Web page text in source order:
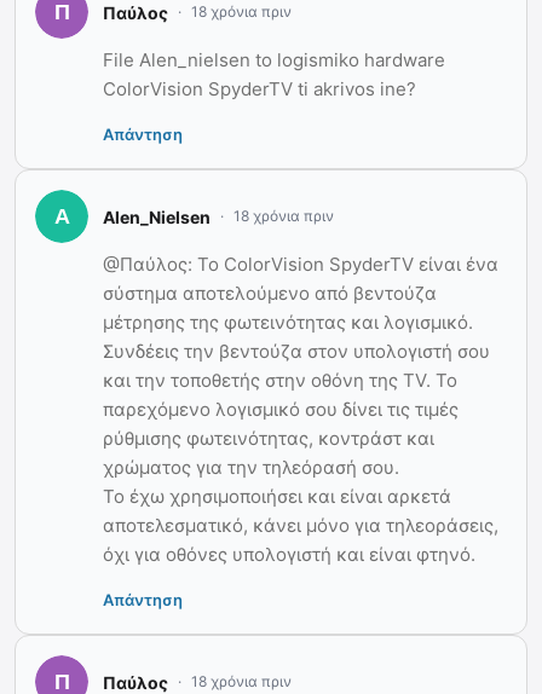
Παύλος 18 χρόνια πριν
File Alen_nielsen to logismiko hardware
ColorVision SpyderTV ti akrivos ine?
Απάντηση
Alen_Nielsen 18 χρόνια πριν
@Παύλος: Το ColorVision SpyderTV είναι ένα
σύστημα αποτελούμενο από βεντούζα
μέτρησης της φωτεινότητας και λογισμικό.
Συνδέεις την βεντούζα στον υπολογιστή σου
και την τοποθετής στην οθόνη της TV. Το
παρεχόμενο λογισμικό σου δίνει τις τιμές
ρύθμισης φωτεινότητας, κοντράστ και
χρώματος για την τηλεόρασή σου.
Το έχω χρησιμοποιήσει και είναι αρκετά
αποτελεσματικό, κάνει μόνο για τηλεοράσεις,
όχι για οθόνες υπολογιστή και είναι φτηνό.
Απάντηση
Παύλος 18 χρόνια πριν